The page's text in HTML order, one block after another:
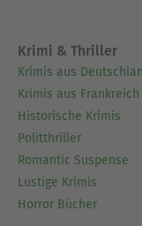
für
des Deutschen
lebt mit seiner
Krimi & Thriller
Krimis aus
Krimis aus Frankreich
Historische Krimis
Politthriller
Romantic Suspense
Lustige Krimis
Horror Bücher